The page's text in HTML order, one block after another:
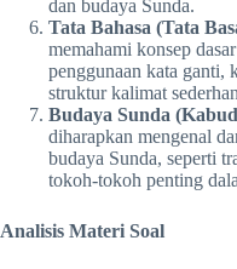
dan budaya Sunda.
Tata Bahasa (Tata
memahami konsep
penggunaan kata ganti,
struktur kalimat
Budaya Sunda
diharapkan mengenal
budaya Sunda, seperti
tokoh-tokoh penting
Analisis Materi Soal